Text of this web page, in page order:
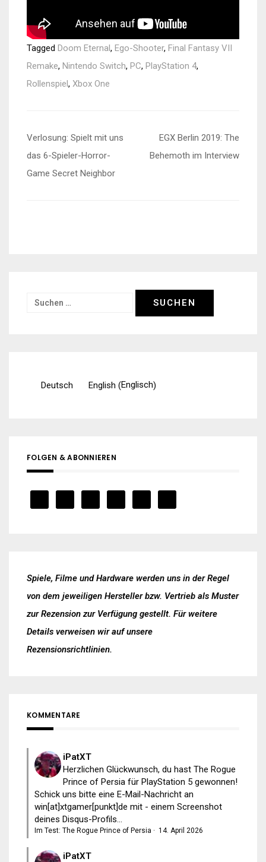
Tagged Doom Eternal, Ego-Shooter, Final Fantasy VII
Remake, Nintendo Switch, PC, PlayStation 4,
Rollenspiel, Xbox One
Beitragsnavigation
Verlosung: Spielt mit uns
das 6-Spieler-Horror-
Game Secret Neighbor
EGX Berlin 2019: The
Behemoth im Interview
Suchen
Deutsch English (Englisch)
FOLGEN & ABONNIEREN
Spiele, Filme und Hardware werden uns in der Regel
von dem jeweiligen Hersteller bzw. Vertrieb als Muster
zur Rezension zur Verfügung gestellt. Für weitere
Details verweisen wir auf unsere
Rezensionsrichtlinien.
KOMMENTARE
iPatXT
Herzlichen Glückwunsch, du hast The Rogue
Prince of Persia für PlayStation 5 gewonnen!
Schick uns bitte eine E-Mail-Nachricht an
win[at]xtgamer[punkt]de mit - einem Screenshot
deines Disqus-Profils...
Im Test: The Rogue Prince of Persia · 14. April 2026
iPatXT